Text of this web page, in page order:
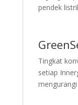
pendek
Tingkat
setiap